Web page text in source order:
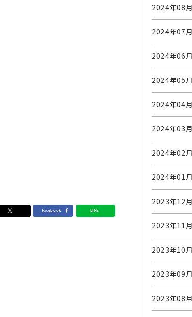
2024年08月
2024年07月
2024年06月
2024年05月
2024年04月
2024年03月
2024年02月
2024年01月
2023年12月
2023年11月
2023年10月
2023年09月
2023年08月